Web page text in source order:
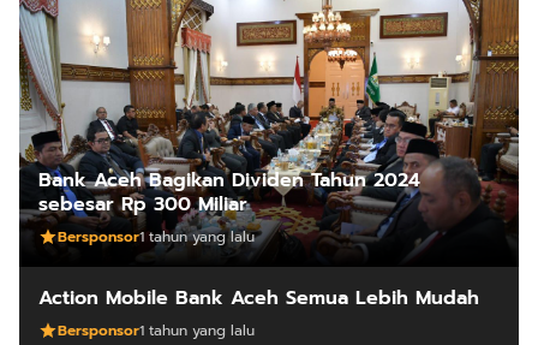
Bank Aceh Bagikan Dividen Tahun 2024
sebesar Rp 300 Miliar
Bersponsor1 tahun yang lalu
Action Mobile Bank Aceh Semua Lebih Mudah
Bersponsor1 tahun yang lalu